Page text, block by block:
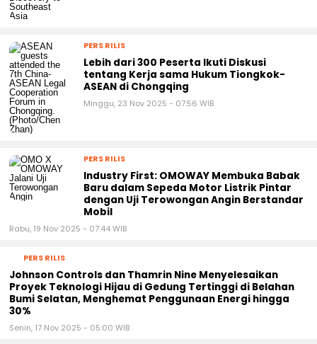
PERS RILIS
Lebih dari 300 Peserta Ikuti Diskusi
tentang Kerja sama Hukum Tiongkok-
ASEAN di Chongqing
Minggu, 23 Nov 2025 - 07:56 WIB
PERS RILIS
Industry First: OMOWAY Membuka Babak
Baru dalam Sepeda Motor Listrik Pintar
dengan Uji Terowongan Angin Berstandar
Mobil
Rabu, 19 Nov 2025 - 07:44 WIB
PERS RILIS
Johnson Controls dan Thamrin Nine Menyelesaikan
Proyek Teknologi Hijau di Gedung Tertinggi di Belahan
Bumi Selatan, Menghemat Penggunaan Energi hingga
30%
Senin, 17 Nov 2025 - 05:00 WIB